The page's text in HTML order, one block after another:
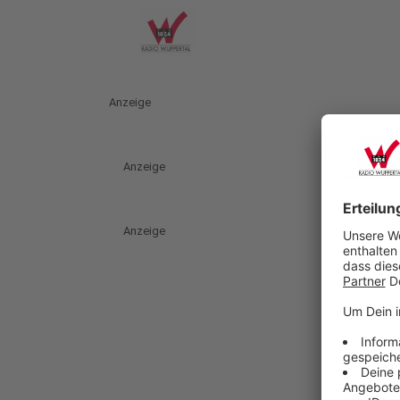
Anzeige
Anzeige
Anzeige